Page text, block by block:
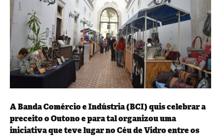
A Banda Comércio e Indústria (BCI) quis celebrar a
preceito o Outono e para tal organizou uma
iniciativa que teve lugar no Céu de Vidro entre os